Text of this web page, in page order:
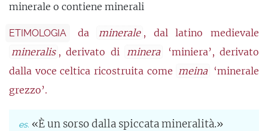
minerale o contiene minerali
ETIMOLOGIA da minerale , dal latino medievale
mineralis , derivato di minera
‘miniera’, derivato
dalla voce celtica ricostruita come meina ‘minerale
grezzo’.
«È un sorso dalla spiccata mineralità.»